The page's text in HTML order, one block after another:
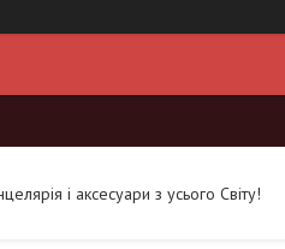
і аксесуари з усього Світу!